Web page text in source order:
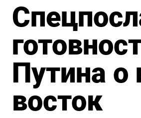
Путина
восток